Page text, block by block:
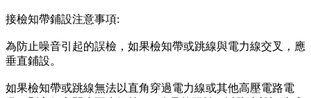
接檢知帶鋪設注意事項:
為防止噪音引起的誤檢，如果檢知帶或跳線與電力線交叉，應
垂直鋪設。
如果檢知帶或跳線無法以直角穿過電力線或其他高壓電路電